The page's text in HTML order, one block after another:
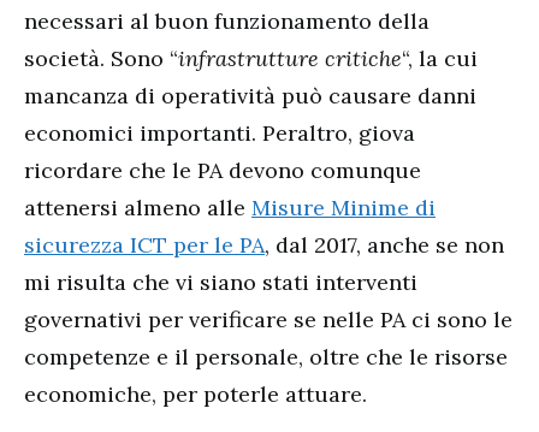
necessari al buon funzionamento della
società. Sono “infrastrutture critiche“, la cui
mancanza di operatività può causare danni
economici importanti. Peraltro, giova
ricordare che le PA devono comunque
attenersi almeno alle Misure Minime di
sicurezza ICT per le PA, dal 2017, anche se non
mi risulta che vi siano stati interventi
governativi per verificare se nelle PA ci sono le
competenze e il personale, oltre che le risorse
economiche, per poterle attuare.